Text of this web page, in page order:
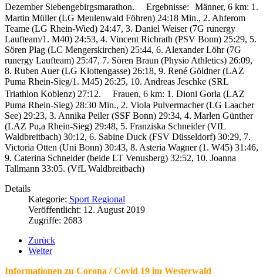
Dezember Siebengebirgsmarathon. Ergebnisse: Männer, 6 km: 1.
Martin Müller (LG Meulenwald Föhren) 24:18 Min., 2. Ahferom
Teame (LG Rhein-Wied) 24:47, 3. Daniel Weiser (7G runergy
Laufteam/1. M40) 24:53, 4. Vincent Richrath (PSV Bonn) 25:29, 5.
Sören Plag (LC Mengerskirchen) 25:44, 6. Alexander Löhr (7G
runergy Laufteam) 25:47, 7. Sören Braun (Physio Athletics) 26:09,
8. Ruben Auer (LG Klottengasse) 26:18, 9. René Göldner (LAZ
Puma Rhein-Sieg/1. M45) 26:25, 10. Andreas Jeschke (SRL
Triathlon Koblenz) 27:12. Frauen, 6 km: 1. Dioni Gorla (LAZ
Puma Rhein-Sieg) 28:30 Min., 2. Viola Pulvermacher (LG Laacher
See) 29:23, 3. Annika Peiler (SSF Bonn) 29:34, 4. Marlen Günther
(LAZ Pu,a Rhein-Sieg) 29:48, 5. Franziska Schneider (VfL
Waldbreitbach) 30:12, 6. Sabine Duck (FSV Düsseldorf) 30:29, 7.
Victoria Otten (Uni Bonn) 30:43, 8. Asteria Wagner (1. W45) 31:46,
9. Caterina Schneider (beide LT Venusberg) 32:52, 10. Joanna
Tallmann 33:05. (VfL Waldbreitbach)
Details
Kategorie: Sport Regional
Veröffentlicht: 12. August 2019
Zugriffe: 2683
Zurück
Weiter
Informationen zu Corona / Covid 19 im Westerwald